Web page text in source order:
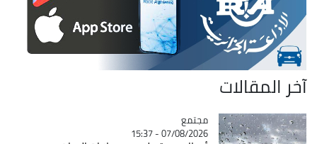
آخر المقالات
Catégorie
مجتمع
07/08/2026 - 15:37